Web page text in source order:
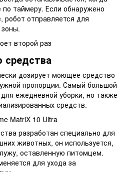
таймеру. Если обнаружено
робот отправляется для
дозирует моющее средство
пропорции. Самый большой
ежедневной уборки, но также
средств.
разработан специально для
животных, он используется,
оставленную питомцем.
для ухода за